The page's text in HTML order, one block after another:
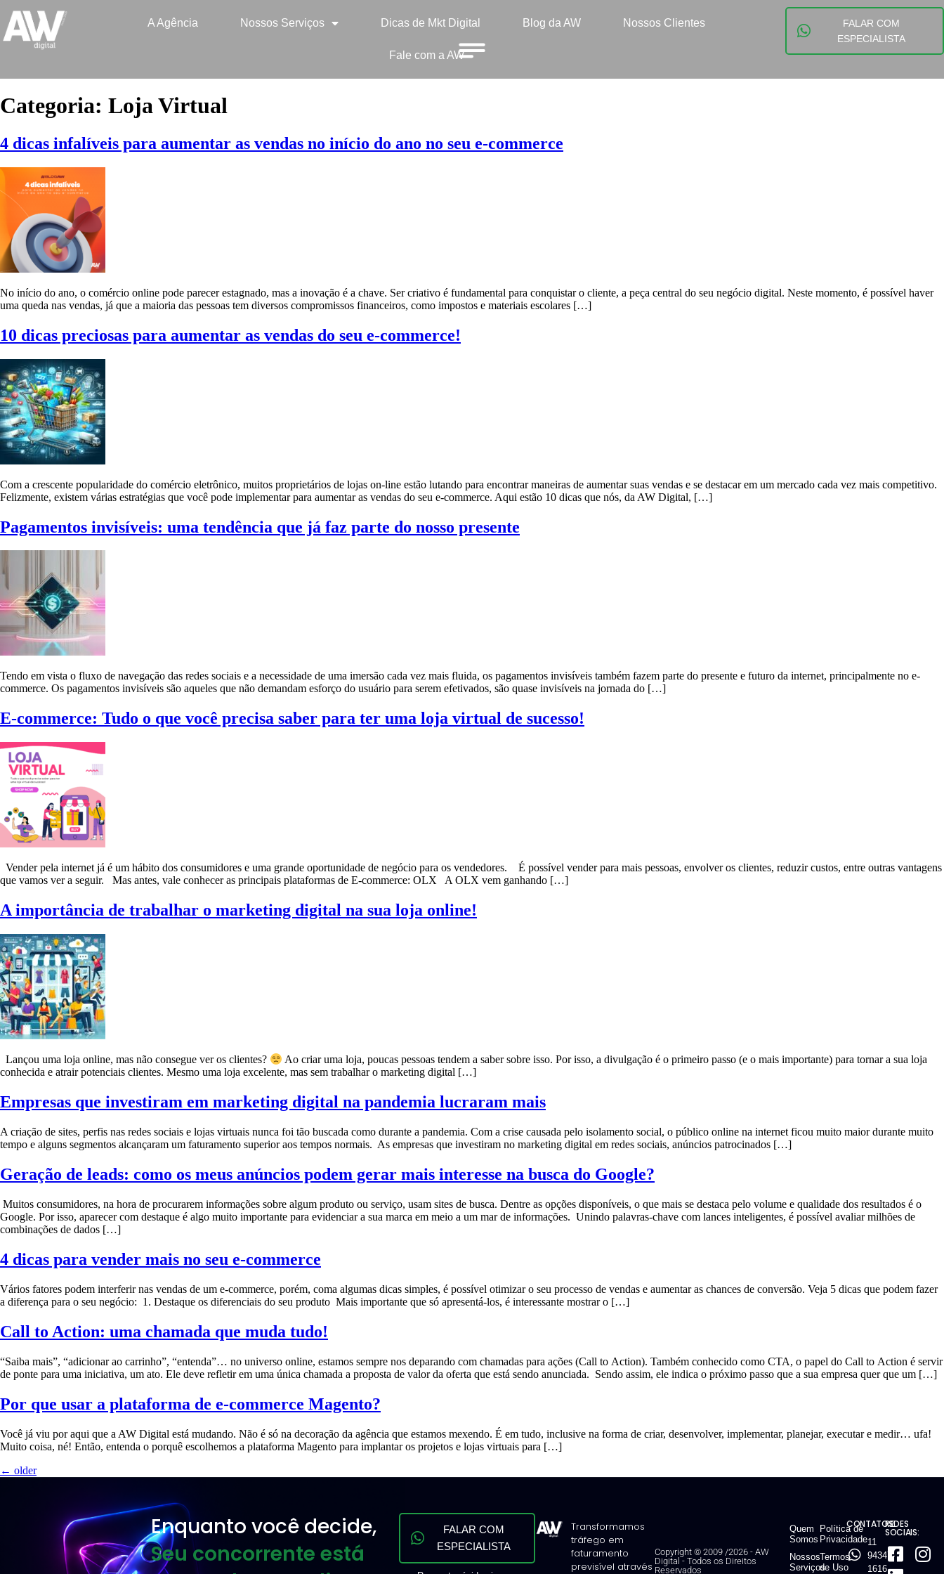
A Agência Nossos Serviços Dicas de Mkt Digital Blog da AW Nossos Clientes
Fale com a AW
FALAR COM
ESPECIALISTA
Categoria: Loja Virtual
4 dicas infalíveis para aumentar as vendas no início do ano no seu e-commerce
No início do ano, o comércio online pode parecer estagnado, mas a inovação é a chave. Ser criativo é fundamental para conquistar o cliente, a peça central do seu negócio digital. Neste momento, é possível haver
uma queda nas vendas, já que a maioria das pessoas tem diversos compromissos financeiros, como impostos e materiais escolares […]
10 dicas preciosas para aumentar as vendas do seu e-commerce!
Com a crescente popularidade do comércio eletrônico, muitos proprietários de lojas on-line estão lutando para encontrar maneiras de aumentar suas vendas e se destacar em um mercado cada vez mais competitivo.
Felizmente, existem várias estratégias que você pode implementar para aumentar as vendas do seu e-commerce. Aqui estão 10 dicas que nós, da AW Digital, […]
Pagamentos invisíveis: uma tendência que já faz parte do nosso presente
Tendo em vista o fluxo de navegação das redes sociais e a necessidade de uma imersão cada vez mais fluida, os pagamentos invisíveis também fazem parte do presente e futuro da internet, principalmente no e-
commerce. Os pagamentos invisíveis são aqueles que não demandam esforço do usuário para serem efetivados, são quase invisíveis na jornada do […]
E-commerce: Tudo o que você precisa saber para ter uma loja virtual de sucesso!
Vender pela internet já é um hábito dos consumidores e uma grande oportunidade de negócio para os vendedores. É possível vender para mais pessoas, envolver os clientes, reduzir custos, entre outras vantagens
que vamos ver a seguir. Mas antes, vale conhecer as principais plataformas de E-commerce: OLX A OLX vem ganhando […]
A importância de trabalhar o marketing digital na sua loja online!
Lançou uma loja online, mas não consegue ver os clientes?
Ao criar uma loja, poucas pessoas tendem a saber sobre isso. Por isso, a divulgação é o primeiro passo (e o mais importante) para tornar a sua loja
conhecida e atrair potenciais clientes. Mesmo uma loja excelente, mas sem trabalhar o marketing digital […]
Empresas que investiram em marketing digital na pandemia lucraram mais
A criação de sites, perfis nas redes sociais e lojas virtuais nunca foi tão buscada como durante a pandemia. Com a crise causada pelo isolamento social, o público online na internet ficou muito maior durante muito
tempo e alguns segmentos alcançaram um faturamento superior aos tempos normais. As empresas que investiram no marketing digital em redes sociais, anúncios patrocinados […]
Geração de leads: como os meus anúncios podem gerar mais interesse na busca do Google?
Muitos consumidores, na hora de procurarem informações sobre algum produto ou serviço, usam sites de busca. Dentre as opções disponíveis, o que mais se destaca pelo volume e qualidade dos resultados é o
Google. Por isso, aparecer com destaque é algo muito importante para evidenciar a sua marca em meio a um mar de informações. Unindo palavras-chave com lances inteligentes, é possível avaliar milhões de
combinações de dados […]
4 dicas para vender mais no seu e-commerce
Vários fatores podem interferir nas vendas de um e-commerce, porém, coma algumas dicas simples, é possível otimizar o seu processo de vendas e aumentar as chances de conversão. Veja 5 dicas que podem fazer
a diferença para o seu negócio: 1. Destaque os diferenciais do seu produto Mais importante que só apresentá-los, é interessante mostrar o […]
Call to Action: uma chamada que muda tudo!
“Saiba mais”, “adicionar ao carrinho”, “entenda”… no universo online, estamos sempre nos deparando com chamadas para ações (Call to Action). Também conhecido como CTA, o papel do Call to Action é servir
de ponte para uma iniciativa, um ato. Ele deve refletir em uma única chamada a proposta de valor da oferta que está sendo anunciada. Sendo assim, ele indica o próximo passo que a sua empresa quer que um […]
Por que usar a plataforma de e-commerce Magento?
Você já viu por aqui que a AW Digital está mudando. Não é só na decoração da agência que estamos mexendo. É em tudo, inclusive na forma de criar, desenvolver, implementar, planejar, executar e medir… ufa!
Muito coisa, né! Então, entenda o porquê escolhemos a plataforma Magento para implantar os projetos e lojas virtuais para […]
← older
Enquanto você decide,
Seu concorrente está
FALAR COM
ESPECIALISTA
Transformamos
tráfego em
faturamento
previsível através
Copyright © 2009 /2026 - AW
Digital-Todos os Direitos
Reservados
Quem
Somos
Nossos
Serviços
Política de
Privacidade
Termos
de Uso
CONTATOS:
11
94347-
1616
REDES
SOCIAIS: